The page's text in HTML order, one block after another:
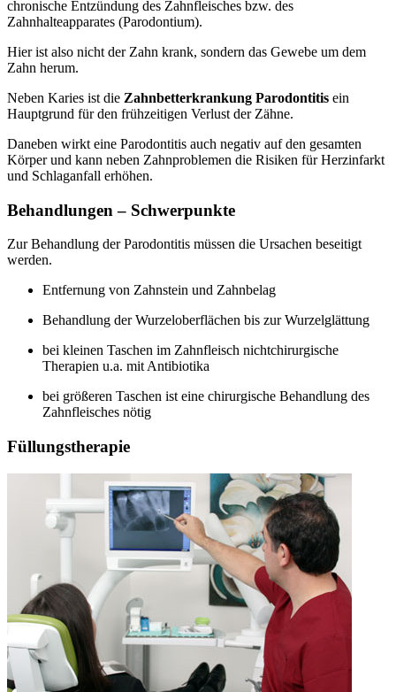
chronische Entzündung des Zahnfleisches bzw. des
Zahnhalteapparates (Parodontium).
Hier ist also nicht der Zahn krank, sondern das Gewebe um dem
Zahn herum.
Neben Karies ist die Zahnbetterkrankung Parodontitis ein
Hauptgrund für den frühzeitigen Verlust der Zähne.
Daneben wirkt eine Parodontitis auch negativ auf den gesamten
Körper und kann neben Zahnproblemen die Risiken für Herzinfarkt
und Schlaganfall erhöhen.
Behandlungen – Schwerpunkte
Zur Behandlung der Parodontitis müssen die Ursachen beseitigt
werden.
Entfernung von Zahnstein und Zahnbelag
Behandlung der Wurzeloberflächen bis zur Wurzelglättung
bei kleinen Taschen im Zahnfleisch nichtchirurgische
Therapien u.a. mit Antibiotika
bei größeren Taschen ist eine chirurgische Behandlung des
Zahnfleisches nötig
Füllungstherapie